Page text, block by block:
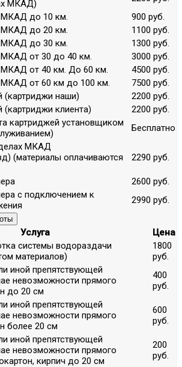
МКАД)
до 10 км.
900 руб.
до 20 км.
1100 руб.
до 30 км.
1300 руб.
от 30 до 40 км.
3000 руб.
от 40 км. До 60 км.
4500 руб.
от 60 км до 100 км.
7500 руб.
(картриджи наши)
2200 руб.
клиента)
2200 руб.
картриджей установщиком
Бесплатно
МКАД
(материалы оплачиваются
2290 руб.
2600 руб.
с подключением к
2990 руб.
Услуга
Цена
системы водораздачи
материалов)
1800
руб.
иной препятствующей
невозможности прямого
до 20 см
400
руб.
иной препятствующей
невозможности прямого
более 20 см
600
руб.
иной препятствующей
невозможности прямого
кирпич до 20 см
200
руб.